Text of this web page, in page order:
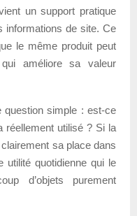
un support pratique
informations de site. Ce
le même produit peut
améliore sa valeur
question simple : est-ce
réellement utilisé ? Si la
sa place dans
utilité quotidienne qui le
d’objets purement